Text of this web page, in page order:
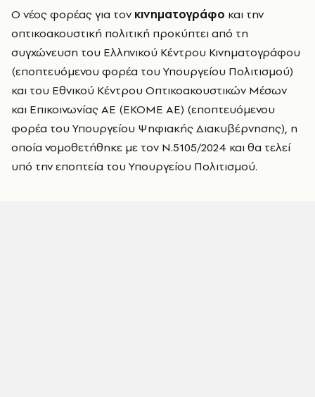
Ο νέος φορέας για τον κινηματογράφο και την
οπτικοακουστική πολιτική προκύπτει από τη
συγχώνευση του Ελληνικού Κέντρου Κινηματογράφου
(εποπτευόμενου φορέα του Υπουργείου Πολιτισμού)
και του Εθνικού Κέντρου Οπτικοακουστικών Μέσων
και Επικοινωνίας AE (ΕΚΟΜΕ ΑΕ) (εποπτευόμενου
φορέα του Υπουργείου Ψηφιακής Διακυβέρνησης), η
οποία νομοθετήθηκε με τον Ν.5105/2024 και θα τελεί
υπό την εποπτεία του Υπουργείου Πολιτισμού.